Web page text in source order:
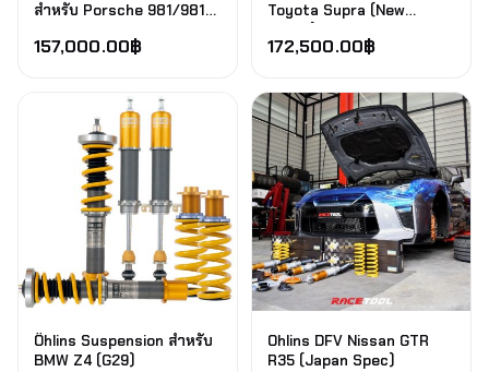
สำหรับ Porsche 981/981
157,000.00฿
Toyota Supra (New
172,500.00฿
Öhlins Suspension สำหรับ
BMW Z4 (G29)
Ohlins DFV Nissan GTR
R35 (Japan Spec)